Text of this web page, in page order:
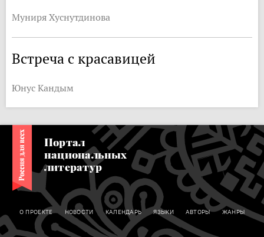
Муниря Хуснутдинова
Встреча с красавицей
Юнус Кандым
Портал
национальных
литератур
О ПРОЕКТЕ НОВОСТИ КАЛЕНДАРЬ ЯЗЫКИ АВТОРЫ ЖАНРЫ